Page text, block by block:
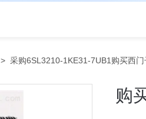
> 采购6SL3210-1KE31-7UB1购买西
购